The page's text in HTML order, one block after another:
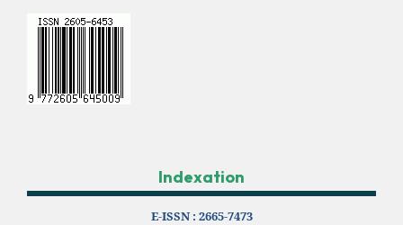
Indexation
E-ISSN : 2665-7473